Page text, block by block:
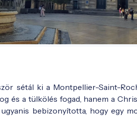
sétál ki a Montpellier-Saint-
és a tülkölés fogad, hanem a
bebizonyította, hogy egy